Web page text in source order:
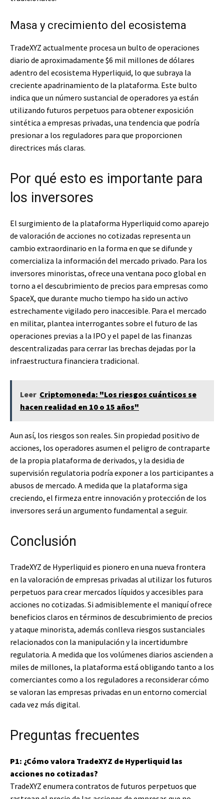
Masa y crecimiento del ecosistema
TradeXYZ actualmente procesa un bulto de operaciones
diario de aproximadamente $6 mil millones de dólares
adentro del ecosistema Hyperliquid, lo que subraya la
creciente apadrinamiento de la plataforma. Este bulto
indica que un número sustancial de operadores ya están
utilizando futuros perpetuos para obtener exposición
sintética a empresas privadas, una tendencia que podría
presionar a los reguladores para que proporcionen
directrices más claras.
Por qué esto es importante para
los inversores
El surgimiento de la plataforma Hyperliquid como aparejo
de valoración de acciones no cotizadas representa un
cambio extraordinario en la forma en que se difunde y
comercializa la información del mercado privado. Para los
inversores minoristas, ofrece una ventana poco global en
torno a el descubrimiento de precios para empresas como
SpaceX, que durante mucho tiempo ha sido un activo
estrechamente vigilado pero inaccesible. Para el mercado
en militar, plantea interrogantes sobre el futuro de las
operaciones previas a la IPO y el papel de las finanzas
descentralizadas para cerrar las brechas dejadas por la
infraestructura financiera tradicional.
Leer Criptomoneda: "Los riesgos cuánticos se
hacen realidad en 10 o 15 años"
Aun así, los riesgos son reales. Sin propiedad positivo de
acciones, los operadores asumen el peligro de contraparte
de la propia plataforma de derivados, y la desidia de
supervisión regulatoria podría exponer a los participantes a
abusos de mercado. A medida que la plataforma siga
creciendo, el firmeza entre innovación y protección de los
inversores será un argumento fundamental a seguir.
Conclusión
TradeXYZ de Hyperliquid es pionero en una nueva frontera
en la valoración de empresas privadas al utilizar los futuros
perpetuos para crear mercados líquidos y accesibles para
acciones no cotizadas. Si admisiblemente el maniquí ofrece
beneficios claros en términos de descubrimiento de precios
y ataque minorista, además conlleva riesgos sustanciales
relacionados con la manipulación y la incertidumbre
regulatoria. A medida que los volúmenes diarios ascienden a
miles de millones, la plataforma está obligando tanto a los
comerciantes como a los reguladores a reconsiderar cómo
se valoran las empresas privadas en un entorno comercial
cada vez más digital.
Preguntas frecuentes
P1: ¿Cómo valora TradeXYZ de Hyperliquid las
acciones no cotizadas?
TradeXYZ enumera contratos de futuros perpetuos que